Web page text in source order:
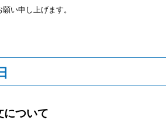
い申し上げます。
について